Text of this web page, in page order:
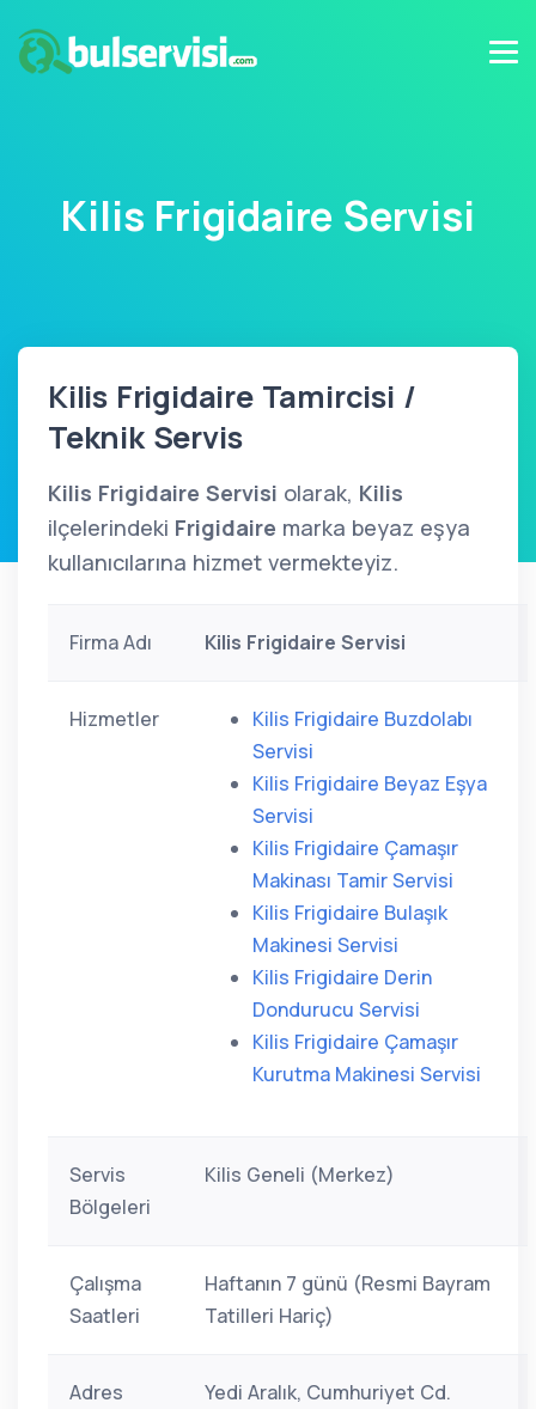
Kilis Frigidaire Servisi
Kilis Frigidaire Tamircisi /
Teknik Servis
Kilis Frigidaire Servisi olarak, Kilis
ilçelerindeki Frigidaire marka beyaz eşya
kullanıcılarına hizmet vermekteyiz.
Firma Adı Kilis Frigidaire Servisi
Hizmetler
Kilis Frigidaire Buzdolabı
Servisi
Kilis Frigidaire Beyaz Eşya
Servisi
Kilis Frigidaire Çamaşır
Makinası Tamir Servisi
Kilis Frigidaire Bulaşık
Makinesi Servisi
Kilis Frigidaire Derin
Dondurucu Servisi
Kilis Frigidaire Çamaşır
Kurutma Makinesi Servisi
Servis
Bölgeleri
Kilis Geneli (Merkez)
Çalışma
Saatleri
Haftanın 7 günü (Resmi Bayram
Tatilleri Hariç)
Adres
Yedi Aralık, Cumhuriyet Cd.